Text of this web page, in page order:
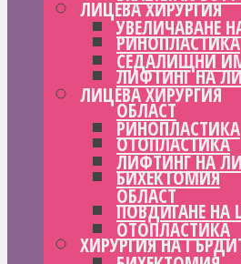
ЛИЦЕВА ХИРУРГИЯ
РИНОПЛАСТИКА
ЛИФТИНГ НА
ОБЛАСТ
ОТОПЛАСТИКА
БИХЕКТОМИЯ
ПОВДИГАНЕ НА
ХИРУРГИЯ НА
УВЕЛИЧАВАНЕ
СЕДАЛИЩНИ
ЛИЦЕВА ХИРУРГИЯ
РИНОПЛАСТИКА
ЛИФТИНГ НА
ОБЛАСТ
ОТОПЛАСТИКА